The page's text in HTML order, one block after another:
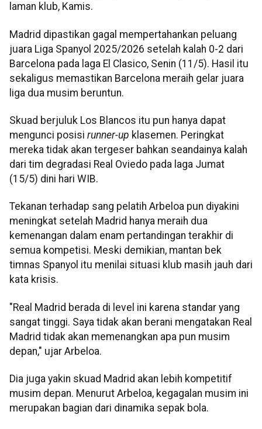
laman klub, Kamis.
Madrid dipastikan gagal mempertahankan peluang
juara Liga Spanyol 2025/2026 setelah kalah 0-2 dari
Barcelona pada laga El Clasico, Senin (11/5). Hasil itu
sekaligus memastikan Barcelona meraih gelar juara
liga dua musim beruntun.
Skuad berjuluk Los Blancos itu pun hanya dapat
mengunci posisi runner-up klasemen. Peringkat
mereka tidak akan tergeser bahkan seandainya kalah
dari tim degradasi Real Oviedo pada laga Jumat
(15/5) dini hari WIB.
Tekanan terhadap sang pelatih Arbeloa pun diyakini
meningkat setelah Madrid hanya meraih dua
kemenangan dalam enam pertandingan terakhir di
semua kompetisi. Meski demikian, mantan bek
timnas Spanyol itu menilai situasi klub masih jauh dari
kata krisis.
"Real Madrid berada di level ini karena standar yang
sangat tinggi. Saya tidak akan berani mengatakan Real
Madrid tidak akan memenangkan apa pun musim
depan," ujar Arbeloa.
Dia juga yakin skuad Madrid akan lebih kompetitif
musim depan. Menurut Arbeloa, kegagalan musim ini
merupakan bagian dari dinamika sepak bola.